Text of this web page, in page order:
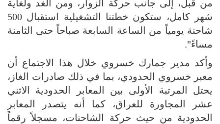
من قبل، إلى جانب حركة الزوار، ومن الغد ولغاية
شهر كامل، ستكون خطتنا التشغيلية استقبال 500
شاحنة يومياً من الساعة السابعة صباحاً حتى الثامنة
مساءً".
وأكد مدير جمارك خسروي خلال هذا الاجتماع أن
معبر خسروي الحدودي، بما في ذلك صادرات الغاز،
يحتل المرتبة الأولى بين المعابر الحدودية الاثني
عشر المجاورة للعراق، كما أنه يتصدر المعابر
الحدودية من حيث حركة الشاحنات، مسجلاً رقماً